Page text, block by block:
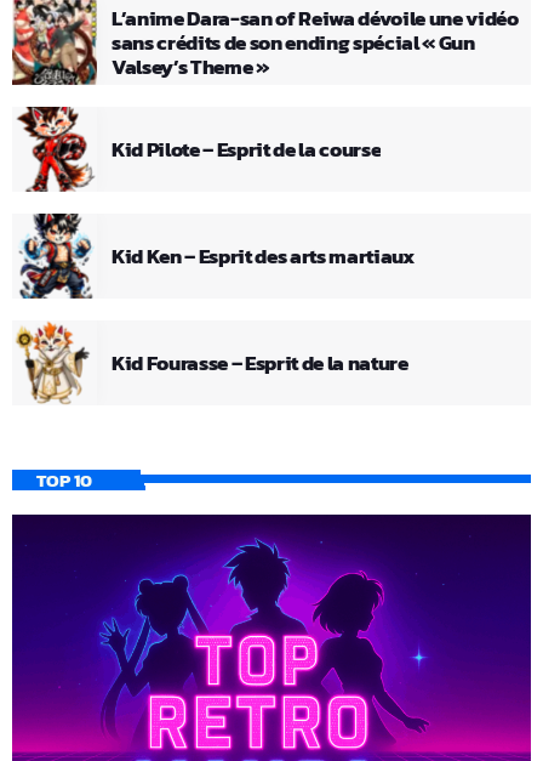
L’anime Dara-san of Reiwa dévoile une vidéo
sans crédits de son ending spécial « Gun
Valsey’s Theme »
Kid Pilote – Esprit de la course
Kid Ken – Esprit des arts martiaux
Kid Fourasse – Esprit de la nature
TOP 10